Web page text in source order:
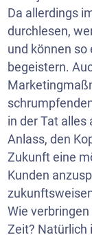
Da allerdings
durchlesen,
und können so
begeistern.
in der Tat alles
Anlass, den
Zukunft eine
Kunden
Wie
Zeit? Natürlich